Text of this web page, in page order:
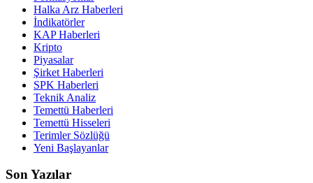
Halka Arz Haberleri
İndikatörler
KAP Haberleri
Kripto
Piyasalar
Şirket Haberleri
SPK Haberleri
Teknik Analiz
Temettü Haberleri
Temettü Hisseleri
Terimler Sözlüğü
Yeni Başlayanlar
Son Yazılar